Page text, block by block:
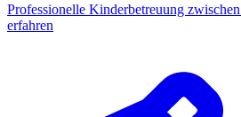
Professionelle Kinderbetreuung
erfahren